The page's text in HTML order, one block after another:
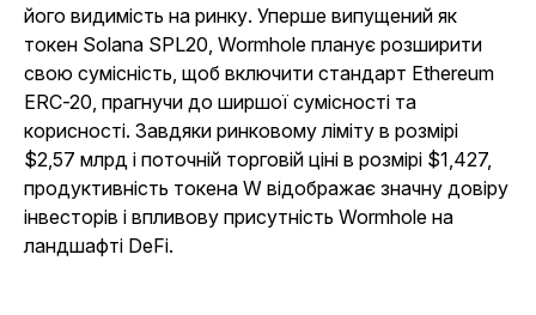
його видимість на ринку. Уперше випущений як
токен Solana SPL20, Wormhole планує розширити
свою сумісність, щоб включити стандарт Ethereum
ERC-20, прагнучи до ширшої сумісності та
корисності. Завдяки ринковому ліміту в розмірі
$2,57 млрд і поточній торговій ціні в розмірі $1,427,
продуктивність токена W відображає значну довіру
інвесторів і впливову присутність Wormhole на
ландшафті DeFi.